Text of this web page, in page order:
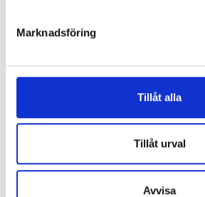
Marknadsföring
Tillåt alla
Tillåt urval
Avvisa
IA-systemet är ett webbaserat verktyg